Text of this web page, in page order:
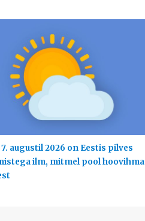
augustil 2026 on Eestis pilves
ilm, mitmel pool hoovihma